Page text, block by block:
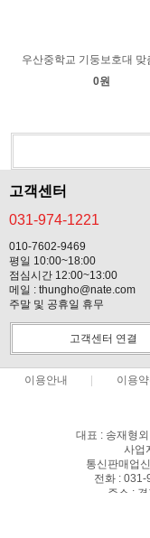
우산중학교 기둥보호대 맞
0원
고객센터
031-974-1221
010-7602-9469
평일 10:00~18:00
점심시간 12:00~13:00
메일 : thungho@nate.com
주말 및 공휴일 휴무
고객센터 연결
이용안내 이용
대표 : 송재형
사업
통신판매업
전화 :
주소 :